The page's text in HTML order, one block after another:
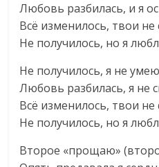
Любовь разбилась, и я
Всё изменилось, твои не
Не получилось, но я
Не получилось, я не
Любовь разбилась, я не
Всё изменилось, твои не
Не получилось, но я
Второе «прощаю»